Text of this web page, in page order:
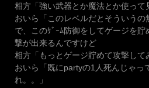
相方「強い武器とか魔法とか使って
おいら「このレベルだとそういうの
で、このｹﾞｰﾑ防御をしてゲージを
撃が出来るんですけど
相方「もっとゲージ貯めて攻撃して
おいら「既にpartyの1人死んじゃっ
れ。。」